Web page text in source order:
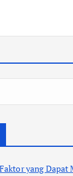
yang Dapat